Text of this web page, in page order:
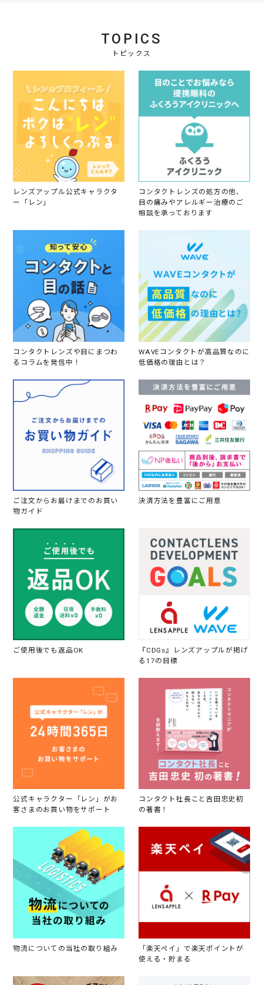
TOPICS
トピックス
レンズアップル公式キャラクタ
ー「レン」
コンタクトレンズの処方の他、
目の痛みやアレルギー治療のご
相談を承っております
コンタクトレンズや目にまつわ
るコラムを発信中！
WAVEコンタクトが高品質なのに
低価格の理由とは？
ご注文からお届けまでのお買い
物ガイド
決済方法を豊富にご用意
ご使用後でも返品OK
『CDGs』レンズアップルが掲げ
る17の目標
公式キャラクター「レン」がお
客さまのお買い物をサポート
コンタクト社長こと吉田忠史初
の著書！
物流についての当社の取り組み
「楽天ペイ」で楽天ポイントが
使える・貯まる